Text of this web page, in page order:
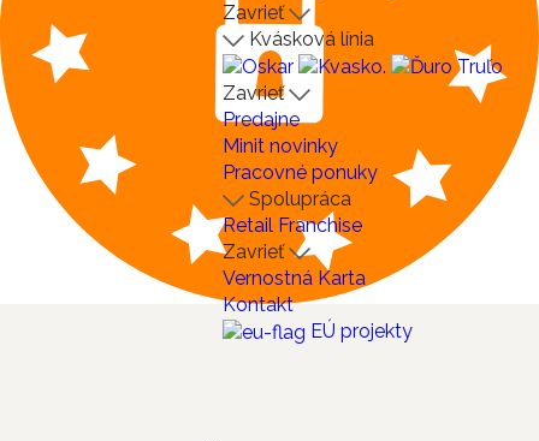
Zavrieť
Kvásková línia
Zavrieť
Predajne
Minit novinky
Pracovné ponuky
Spolupráca
Retail Franchise
Zavrieť
Vernostná Karta
Kontakt
EÚ projekty